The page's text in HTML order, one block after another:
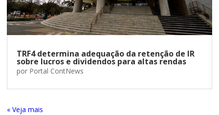
TRF4 determina adequação da retenção de IR
sobre lucros e dividendos para altas rendas
por Portal ContNews
« Entradas Antigas